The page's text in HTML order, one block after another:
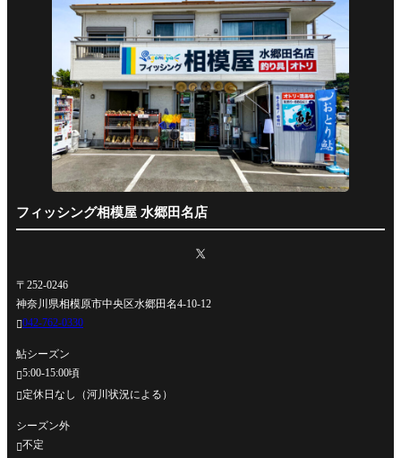
フィッシング相模屋 水郷田名店
〒252-0246
神奈川県相模原市中央区水郷田名4-10-12
042-762-0330
鮎シーズン
5:00-15:00頃
定休日なし（河川状況による）
シーズン外
不定